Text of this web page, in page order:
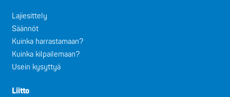
Lajiesittely
Säännöt
Kuinka harrastamaan?
Kuinka kilpailemaan?
Usein kysyttyä
Liitto